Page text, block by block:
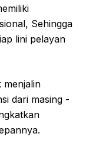
Sehingga
lini pelayan
menjalin
dari masing -